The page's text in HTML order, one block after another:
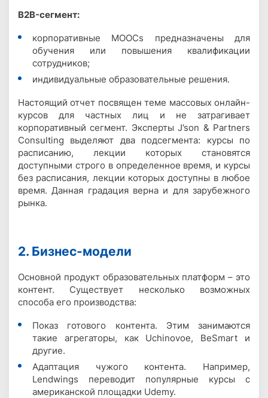
B2B-сегмент:
корпоративные MOOCs предназначены для
обучения или повышения квалификации
сотрудников;
индивидуальные образовательные решения.
Настоящий отчет посвящен теме массовых онлайн-
курсов для частных лиц и не затрагивает
корпоративный сегмент. Эксперты J’son & Partners
Consulting выделяют два подсегмента: курсы по
расписанию, лекции которых становятся
доступными строго в определенное время, и курсы
без расписания, лекции которых доступны в любое
время. Данная градация верна и для зарубежного
рынка.
2. Бизнес-модели
Основной продукт образовательных платформ – это
контент. Существует несколько возможных
способа его производства:
Показ готового контента. Этим занимаются
такие агрегаторы, как Uchinovoe, BeSmart и
другие.
Адаптация чужого контента. Например,
Lendwings переводит популярные курсы с
американской площадки Udemy.